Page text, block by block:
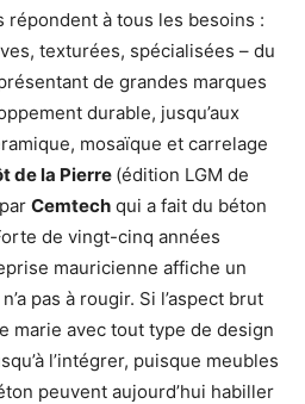
à tous les besoins :
texturées, spécialisées – du
de grandes marques
durable, jusqu’aux
mosaïque et carrelage
de la Pierre (édition LGM de
Cemtech qui a fait du béton
de vingt-cinq années
mauricienne affiche un
pas à rougir. Si l’aspect brut
marie avec tout type de design
l’intégrer, puisque meubles
peuvent aujourd’hui habiller